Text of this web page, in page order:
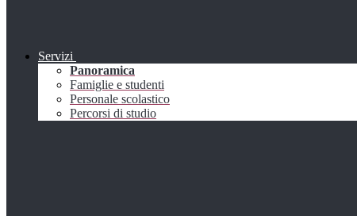
Servizi
Panoramica
Famiglie e studenti
Personale scolastico
Percorsi di studio